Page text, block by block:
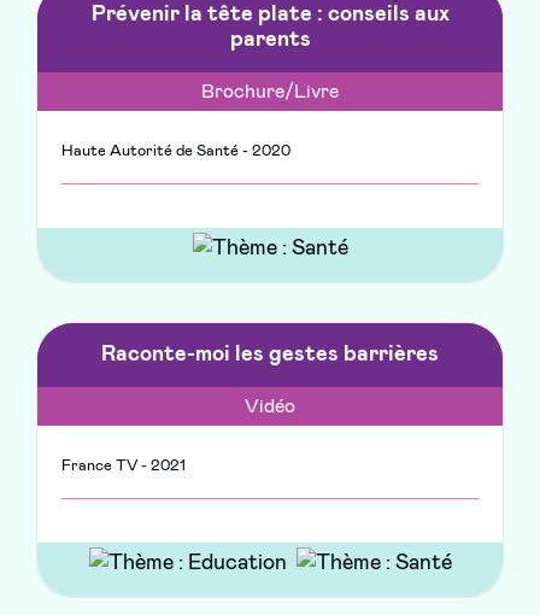
Prévenir la tête plate : conseils aux
parents
Brochure/Livre
Haute Autorité de Santé - 2020
Raconte-moi les gestes barrières
Vidéo
France TV - 2021